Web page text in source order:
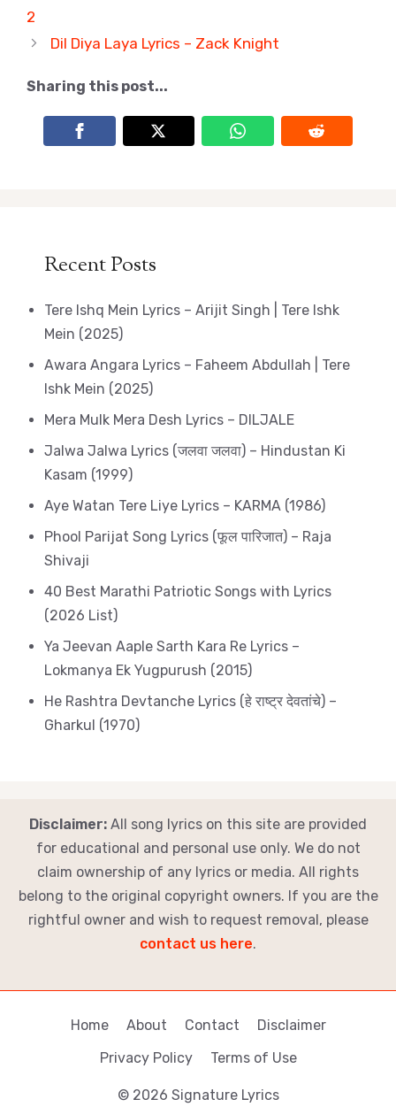
2
Dil Diya Laya Lyrics – Zack Knight
Sharing this post...
Recent Posts
Tere Ishq Mein Lyrics – Arijit Singh | Tere Ishk
Mein (2025)
Awara Angara Lyrics – Faheem Abdullah | Tere
Ishk Mein (2025)
Mera Mulk Mera Desh Lyrics – DILJALE
Jalwa Jalwa Lyrics (जलवा जलवा) – Hindustan Ki
Kasam (1999)
Aye Watan Tere Liye Lyrics – KARMA (1986)
Phool Parijat Song Lyrics (फूल पारिजात) – Raja
Shivaji
40 Best Marathi Patriotic Songs with Lyrics
(2026 List)
Ya Jeevan Aaple Sarth Kara Re Lyrics –
Lokmanya Ek Yugpurush (2015)
He Rashtra Devtanche Lyrics (हे राष्ट्र देवतांचे) –
Gharkul (1970)
Disclaimer: All song lyrics on this site are provided
for educational and personal use only. We do not
claim ownership of any lyrics or media. All rights
belong to the original copyright owners. If you are the
rightful owner and wish to request removal, please
contact us here.
Home About Contact
Disclaimer
Privacy Policy
Terms of Use
© 2026 Signature Lyrics